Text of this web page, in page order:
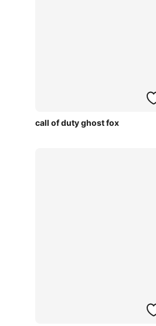
call of duty ghost fox